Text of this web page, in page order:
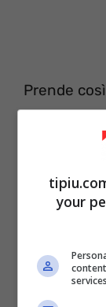
Prende
quel
battuta
mondo.
con lei
per
your